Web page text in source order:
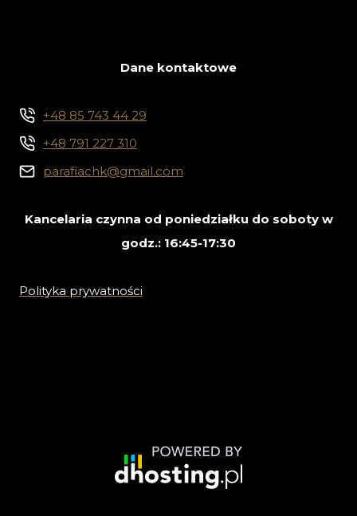
Dane kontaktowe
+48 85 743 44 29
+48 791 227 310
parafiachk@gmail.com
Kancelaria czynna od poniedziałku do soboty w
godz.: 16:45-17:30
Polityka prywatności